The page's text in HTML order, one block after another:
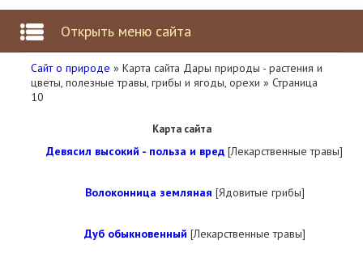
Открыть меню сайта
Сайт о природе » Карта сайта Дары природы - растения и
цветы, полезные травы, грибы и ягоды, орехи » Страница
10
Карта сайта
Девясил высокий - польза и вред [Лекарственные травы]
Волоконница земляная [Ядовитые грибы]
Дуб обыкновенный [Лекарственные травы]